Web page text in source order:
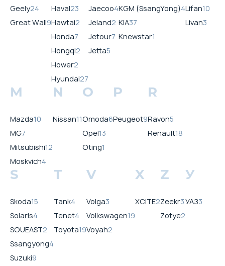
Geely24
Great Wall9
Haval23
Hawtai2
Honda7
Hongqi2
Hower2
Hyundai27
Jaecoo4
Jeland2
Jetour7
Jetta5
KGM (SsangYong)4
KIA37
Knewstar1
Lifan10
Livan3
M
Mazda10
MG7
Mitsubishi12
Moskvich4
N
Nissan11
O
Omoda6
Opel13
Oting1
P
Peugeot9
R
Ravon5
Renault18
S
Skoda15
Solaris4
SOUEAST2
Ssangyong4
Suzuki9
T
Tank4
Tenet4
Toyota19
V
Volga3
Volkswagen19
Voyah2
X
XCITE2
Z
Zeekr3
Zotye2
У
УАЗ3